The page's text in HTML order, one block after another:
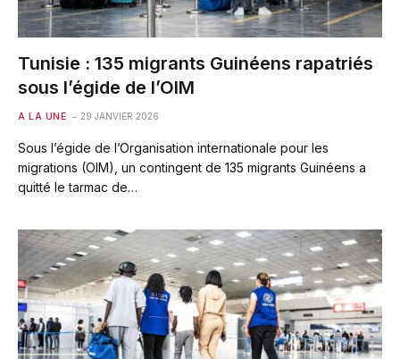
Tunisie : 135 migrants Guinéens rapatriés
sous l’égide de l’OIM
A LA UNE 29 JANVIER 2026
Sous l’égide de l’Organisation internationale pour les
migrations (OIM), un contingent de 135 migrants Guinéens a
quitté le tarmac de…